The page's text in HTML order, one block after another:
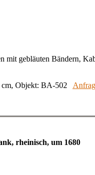
mit gebläuten Bändern,
cm, Objekt: BA-502
rheinisch, um 1680